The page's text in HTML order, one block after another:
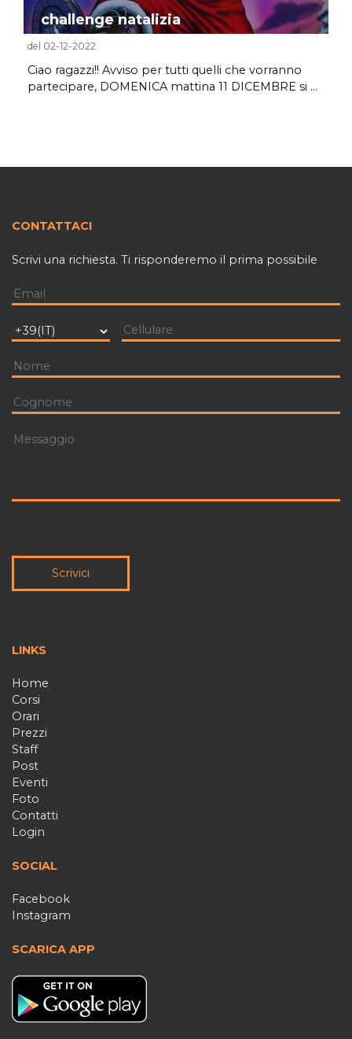
challenge natalizia
del 02-12-2022
Ciao ragazzi!! Avviso per tutti quelli che vorranno
partecipare, DOMENICA mattina 11 DICEMBRE si ...
CONTATTACI
Scrivi una richiesta. Ti risponderemo il prima possibile
Scrivici
LINKS
Home
Corsi
Orari
Prezzi
Staff
Post
Eventi
Foto
Contatti
Login
SOCIAL
Facebook
Instagram
SCARICA APP